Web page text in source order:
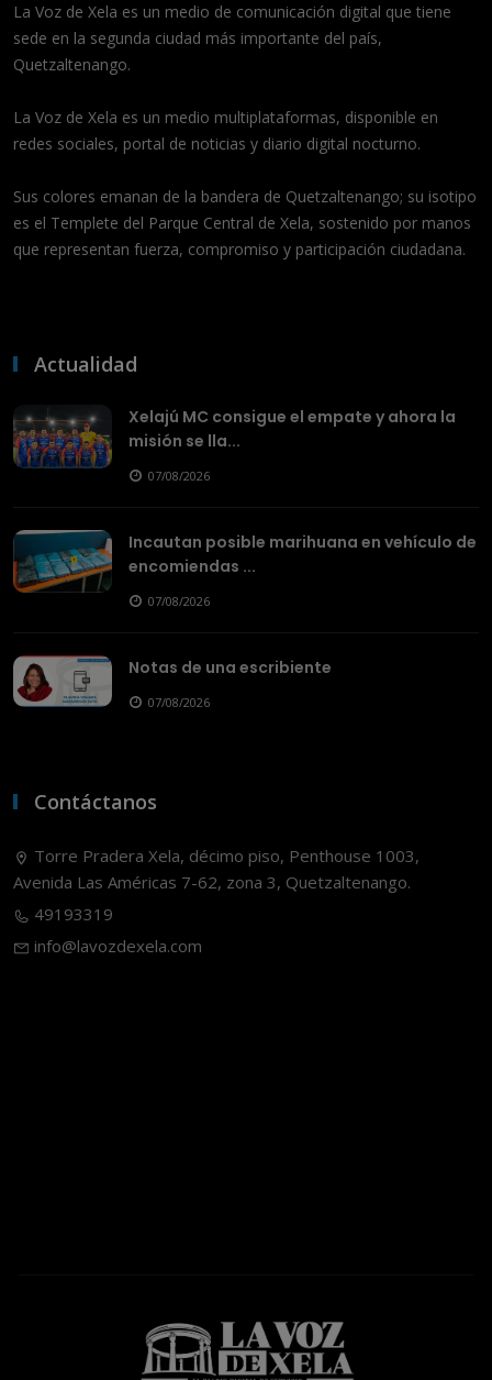
La Voz de Xela es un medio de comunicación digital que tiene
sede en la segunda ciudad más importante del país,
Quetzaltenango.
La Voz de Xela es un medio multiplataformas, disponible en
redes sociales, portal de noticias y diario digital nocturno.
Sus colores emanan de la bandera de Quetzaltenango; su isotipo
es el Templete del Parque Central de Xela, sostenido por manos
que representan fuerza, compromiso y participación ciudadana.
Actualidad
Xelajú MC consigue el empate y ahora la
misión se lla...
07/08/2026
Incautan posible marihuana en vehículo de
encomiendas ...
07/08/2026
Notas de una escribiente
07/08/2026
Contáctanos
Torre Pradera Xela, décimo piso, Penthouse 1003,
Avenida Las Américas 7-62, zona 3, Quetzaltenango.
49193319
info@lavozdexela.com